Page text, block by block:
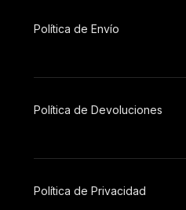
Política de Envío
Política de Devoluciones
Política de Privacidad